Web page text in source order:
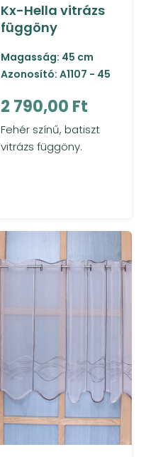
Kx-Hella vitrázs
függöny
Magasság: 45 cm
Azonosító: A1107 - 45
2 790,00 Ft
Fehér színű, batiszt
vitrázs függöny.